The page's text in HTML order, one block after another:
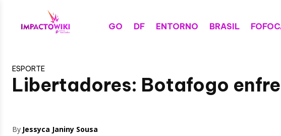
GO DF ENTORNO BRASIL
ESPORTE
Libertadores: Botafogo
By Jessyca Janiny Sousa